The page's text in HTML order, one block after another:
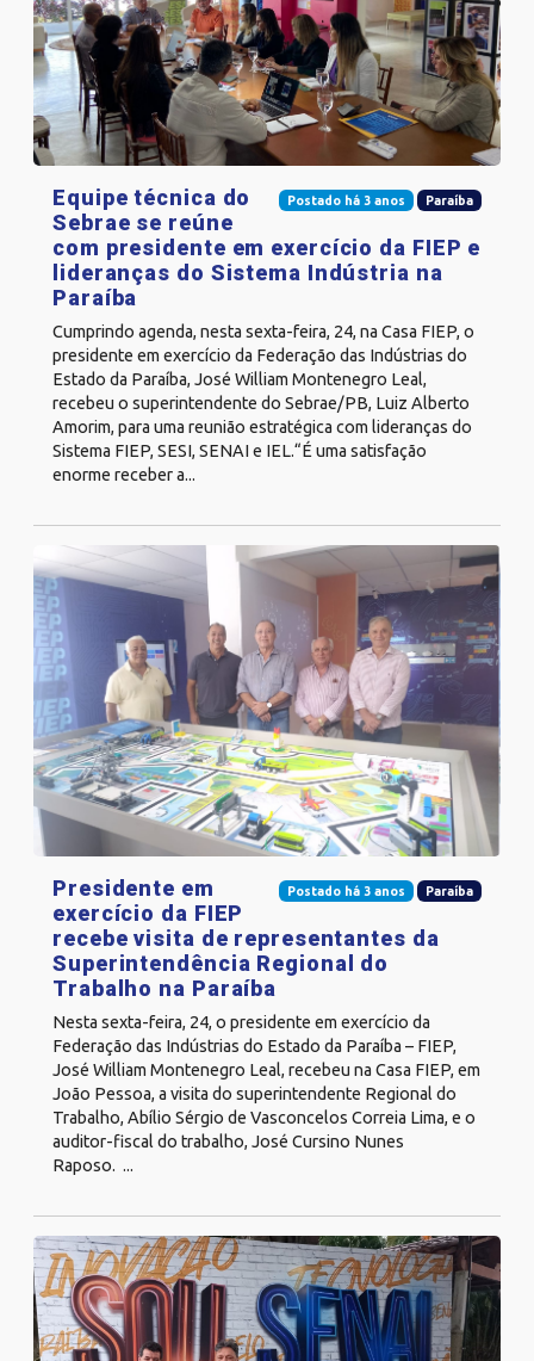
Postado há 3 anos Paraíba
Equipe técnica do
Sebrae se reúne
com presidente em exercício da FIEP e
lideranças do Sistema Indústria na
Paraíba
Cumprindo agenda, nesta sexta-feira, 24, na Casa FIEP, o
presidente em exercício da Federação das Indústrias do
Estado da Paraíba, José William Montenegro Leal,
recebeu o superintendente do Sebrae/PB, Luiz Alberto
Amorim, para uma reunião estratégica com lideranças do
Sistema FIEP, SESI, SENAI e IEL.“É uma satisfação
enorme receber a...
Postado há 3 anos Paraíba
Presidente em
exercício da FIEP
recebe visita de representantes da
Superintendência Regional do
Trabalho na Paraíba
Nesta sexta-feira, 24, o presidente em exercício da
Federação das Indústrias do Estado da Paraíba – FIEP,
José William Montenegro Leal, recebeu na Casa FIEP, em
João Pessoa, a visita do superintendente Regional do
Trabalho, Abílio Sérgio de Vasconcelos Correia Lima, e o
auditor-fiscal do trabalho, José Cursino Nunes
Raposo. ...